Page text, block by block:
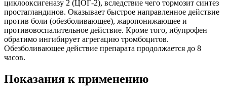
циклооксигеназу 2 (ЦОГ-2), вследствие чего тормозит синтез
простагландинов. Оказывает быстрое направленное действие
против боли (обезболивающее), жаропонижающее и
противовоспалительное действие. Кроме того, ибупрофен
обратимо ингибирует агрегацию тромбоцитов.
Обезболивающее действие препарата продолжается до 8
часов.
Показания к применению